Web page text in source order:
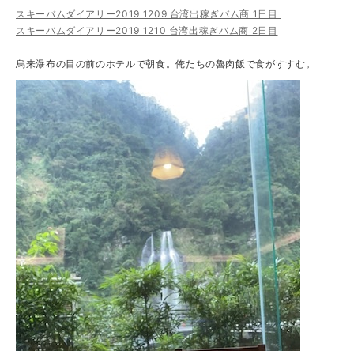
スキーバムダイアリー2019 1209 台湾出稼ぎバム商 1日目
スキーバムダイアリー2019 1210 台湾出稼ぎバム商 2日目
烏来瀑布の目の前のホテルで朝食。俺たちの魯肉飯で食がすすむ。